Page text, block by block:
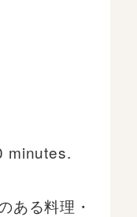
minutes.
ある料理・